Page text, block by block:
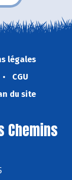
légales
CGU
du site
Chemins